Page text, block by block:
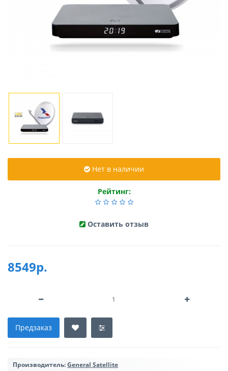
Нет в наличии
Рейтинг:
Оставить отзыв
8549р.
Предзаказ
Производитель:General Satellite